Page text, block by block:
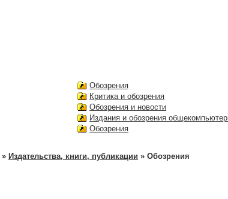
Обозрения
Критика и обозрения
Обозрения и новости
Издания и обозрения
Обозрения
» Издательства, книги, публикации » Обозрения